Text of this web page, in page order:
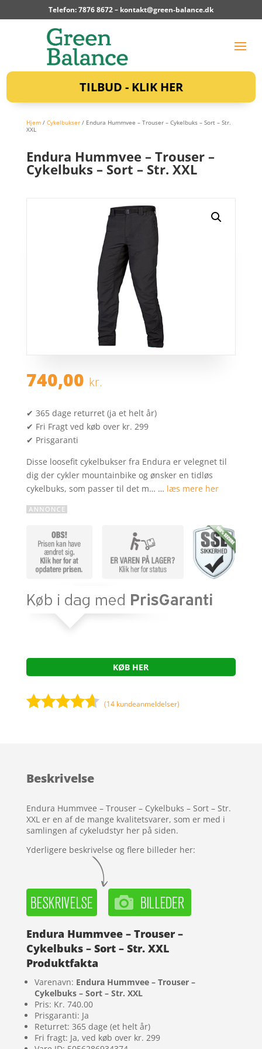
Telefon: 7876 8672 – kontakt@green-balance.dk
TILBUD - KLIK HER
Hjem/ Cykelbukser/ Endura Hummvee – Trouser – Cykelbuks – Sort – Str.
XXL
Endura Hummvee – Trouser –
Cykelbuks – Sort – Str. XXL
740,00 kr.
✔ 365 dage returret (ja et helt år)
✔ Fri Fragt ved køb over kr. 299
✔ Prisgaranti
Disse loosefit cykelbukser fra Endura er velegnet til
dig der cykler mountainbike og ønsker en tidløs
cykelbuks, som passer til det m… … læs mere her
KØB HER
på
mmelser
(14 kundeanmeldelser)
Beskrivelse
Endura Hummvee – Trouser – Cykelbuks – Sort – Str.
XXL er en af de mange kvalitetsvarer, som er med i
samlingen af cykeludstyr her på siden.
Yderligere beskrivelse og flere billeder her:
Endura Hummvee – Trouser –
Cykelbuks – Sort – Str. XXL
Produktfakta
Varenavn: Endura Hummvee – Trouser –
Cykelbuks – Sort – Str. XXL
Pris: Kr. 740.00
Prisgaranti: Ja
Returret: 365 dage (et helt år)
Fri fragt: Ja, ved køb over kr. 299